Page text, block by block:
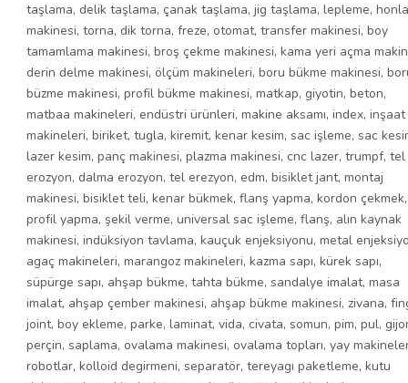
taşlama, delik taşlama, çanak taşlama, jig taşlama, lepleme,
makinesi, torna, dik torna, freze, otomat, transfer makinesi, boy
tamamlama makinesi, broş çekme makinesi, kama yeri açma
derin delme makinesi, ölçüm makineleri, boru bükme makinesi,
büzme makinesi, profil bükme makinesi, matkap, giyotin, beton,
matbaa makineleri, endüstri ürünleri, makine aksamı, index, inşaat
makineleri, biriket, tugla, kiremit, kenar kesim, sac işleme, sac
lazer kesim, panç makinesi, plazma makinesi, cnc lazer, trumpf, tel
erozyon, dalma erozyon, tel erezyon, edm, bisiklet jant, montaj
makinesi, bisiklet teli, kenar bükmek, flanş yapma, kordon çekmek,
profil yapma, şekil verme, universal sac işleme, flanş, alın kaynak
makinesi, indüksiyon tavlama, kauçuk enjeksiyonu, metal
agaç makineleri, marangoz makineleri, kazma sapı, kürek sapı,
süpürge sapı, ahşap bükme, tahta bükme, sandalye imalat, masa
imalat, ahşap çember makinesi, ahşap bükme makinesi, zivana,
joint, boy ekleme, parke, laminat, vida, civata, somun, pim, pul,
perçin, saplama, ovalama makinesi, ovalama topları, yay
robotlar, kolloid degirmeni, separatör, tereyagı paketleme, kutu